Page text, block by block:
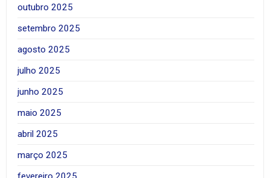
outubro 2025
setembro 2025
agosto 2025
julho 2025
junho 2025
maio 2025
abril 2025
março 2025